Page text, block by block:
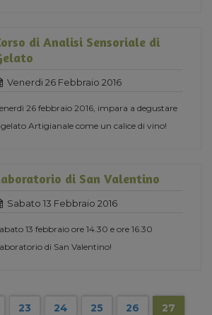
di Analisi Sensoriale di
Venerdi 26 Febbraio 2016
26 febbraio 2016, impara a degustare
gelato Artigianale come un calice di vino!
di San Valentino
Sabato 13 Febbraio 2016
13 febbraio ore 14.30 e ore 16.30
di San Valentino!
23 24 25 26
27